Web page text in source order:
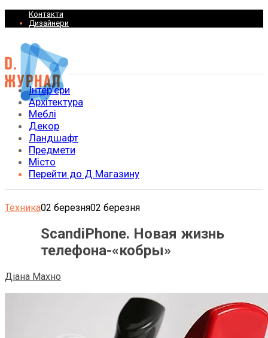
Контакти
Дизайнери
Інтер’єри
Архітектура
Меблі
Декор
Ландшафт
Предмети
Місто
Перейти до Д.Магазину
Техника02 березня02 березня
ScandiPhone. Новая жизнь
телефона-«кобры»
Діана Махно